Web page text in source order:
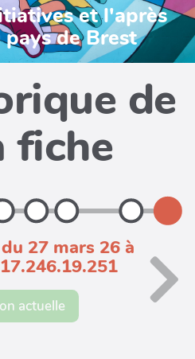
et l'après
de Brest
de
fiche
27 mars 26 à
actuelle